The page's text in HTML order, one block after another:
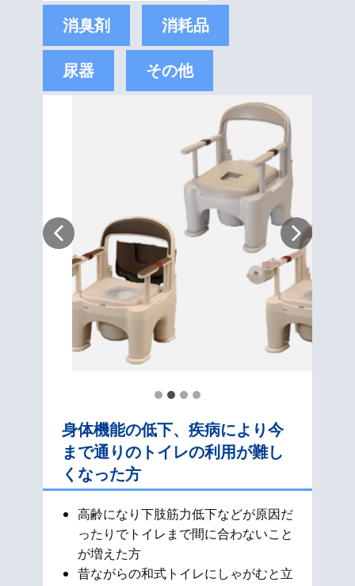
消臭剤 消耗品
尿器 その他
身体機能の低下、疾病により今
まで通りのトイレの利用が難し
くなった方
高齢になり下肢筋力低下などが原因だ
ったりでトイレまで間に合わないこと
が増えた方
昔ながらの和式​トイレにしゃがむと立